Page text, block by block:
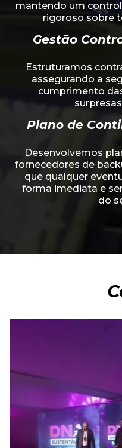
mantendo um
rigoroso sobre
Gestão
Estruturamos
assegurando a
cumprimento
Plano de
Desenvolvemos
fornecedores de
que qualquer
forma imediata e
do